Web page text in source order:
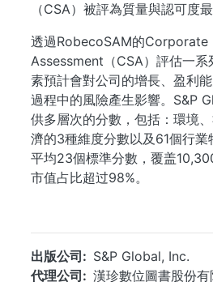
（CSA）被評為質量與認可度
透過RobecoSAM的
Assessment（CSA）評估一系
素預計會對公司的增長、盈利
過程中的風險產生影響。S&P
供多層次的分數，包括：環境
濟的3種維度分數以及61個行業
平均23個標準分數，覆盖
市值占比超过98%。
出版公司
S&P Global, Inc.
代理公司
漢珍數位圖書股份有